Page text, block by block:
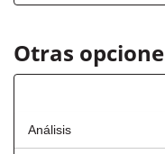
Otras
Análisis